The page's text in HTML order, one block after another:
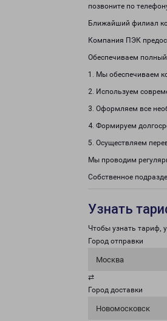
позвоните по
Ближайший филиал
Компания ПЭК
Обеспечиваем полный
1. Мы обеспечиваем
2. Используем
3. Оформляем все
4. Формируем
5. Осуществляем
Мы проводим
Собственное
Узнать
Чтобы узнать тариф,
Город отправки
Москва
⇄
Город доставки
Новомосковск